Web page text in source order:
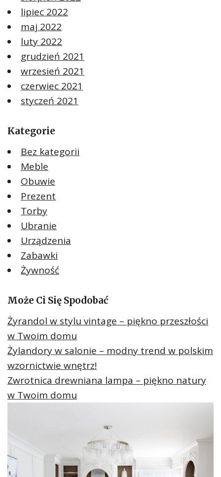
lipiec 2022
maj 2022
luty 2022
grudzień 2021
wrzesień 2021
czerwiec 2021
styczeń 2021
Kategorie
Bez kategorii
Meble
Obuwie
Prezent
Torby
Ubranie
Urządzenia
Zabawki
Żywność
Może Ci Się Spodobać
Żyrandol w stylu vintage – piękno przeszłości
w Twoim domu
Żylandory w salonie – modny trend w polskim
wzornictwie wnętrz!
Zwrotnica drewniana lampa – piękno natury
w Twoim domu